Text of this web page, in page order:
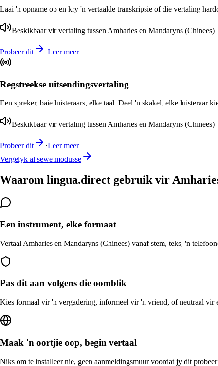
Laai 'n opname op en kry 'n vertaalde transkripsie of die vertaling
Beskikbaar vir vertaling tussen Amharies en Mandaryns (Chinees)
Probeer dit ·Leer meer
Regstreekse uitsendingsvertaling
Een spreker, baie luisteraars, elke taal. Deel 'n skakel, elke luisteraar
Beskikbaar vir vertaling tussen Amharies en Mandaryns (Chinees)
Probeer dit ·Leer meer
Vergelyk al sewe modusse
Waarom lingua.direct gebruik vir
Een instrument, elke formaat
Vertaal Amharies en Mandaryns (Chinees) vanaf stem, teks, 'n
Pas dit aan volgens die oomblik
Kies formaal vir 'n vergadering, informeel vir 'n vriend, of neutraal vir
Maak 'n oortjie oop, begin vertaal
Niks om te installeer nie, geen aanmeldingsmuur voordat jy dit